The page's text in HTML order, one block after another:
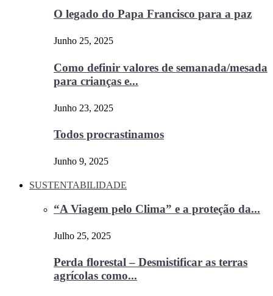
O legado do Papa Francisco para a paz
Junho 25, 2025
Como definir valores de semanada/mesada
para crianças e...
Junho 23, 2025
Todos procrastinamos
Junho 9, 2025
SUSTENTABILIDADE
“A Viagem pelo Clima” e a proteção da...
Julho 25, 2025
Perda florestal – Desmistificar as terras
agrícolas como...